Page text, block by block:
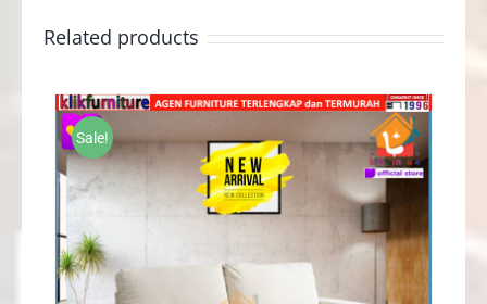
Related products
Sale!